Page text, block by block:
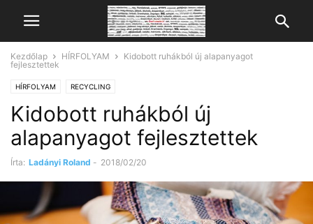
Kezdőlap HÍRFOLYAM
Kidobott ruhákból új alapanyagot
fejlesztettek
HÍRFOLYAM RECYCLING
Kidobott ruhákból új
alapanyagot fejlesztettek
Írta: Ladányi Roland - 2018/02/20